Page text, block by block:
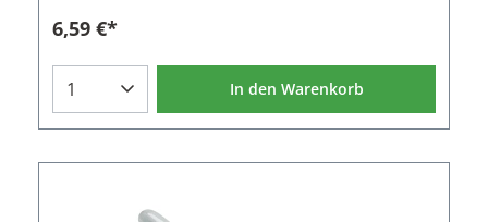
Aluminium Farbe: Silber Volumen: 350 ml Länge:
21,5 cm Höhe: 4,8 cm Breite: 7,8 cm
6,59 €*
In den Warenkorb